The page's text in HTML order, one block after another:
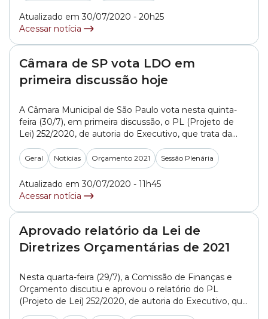
Atualizado em 30/07/2020 - 20h25
Acessar notícia
Câmara de SP vota LDO em
primeira discussão hoje
A Câmara Municipal de São Paulo vota nesta quinta-
feira (30/7), em primeira discussão, o PL (Projeto de
Lei) 252/2020, de autoria do Executivo, que trata da
LDO (Lei de Diretrizes Orçamentárias) para o exercício
de 2021. O projeto está na pauta da sessão ordinária
marcada para 15h. O relatório apresentado pelo relator
da LDO 2021,... »
Geral Notícias Orçamento 2021 Sessão Plenária
Atualizado em 30/07/2020 - 11h45
Acessar notícia
Aprovado relatório da Lei de
Diretrizes Orçamentárias de 2021
Nesta quarta-feira (29/7), a Comissão de Finanças e
Orçamento discutiu e aprovou o relatório do PL
(Projeto de Lei) 252/2020, de autoria do Executivo, que
trata da LDO (Lei de Diretrizes Orçamentárias) para o